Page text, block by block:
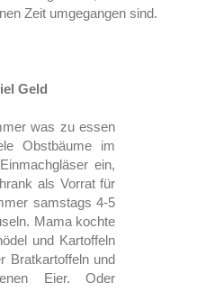
Zeit umgegangen sind.
Geld
was zu essen
Obstbäume im
ein,
als Vorrat für
samstags 4-5
Mama kochte
und Kartoffeln
Bratkartoffeln und
Eier. Oder